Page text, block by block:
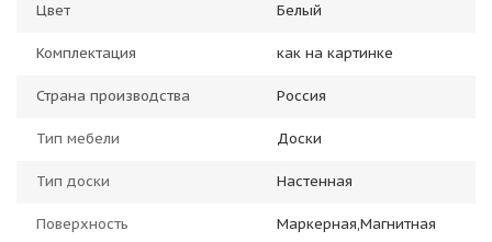
Цвет Белый
Комплектация как на картинке
Страна производства Россия
Тип мебели Доски
Тип доски Настенная
Поверхность Маркерная,Магнитная